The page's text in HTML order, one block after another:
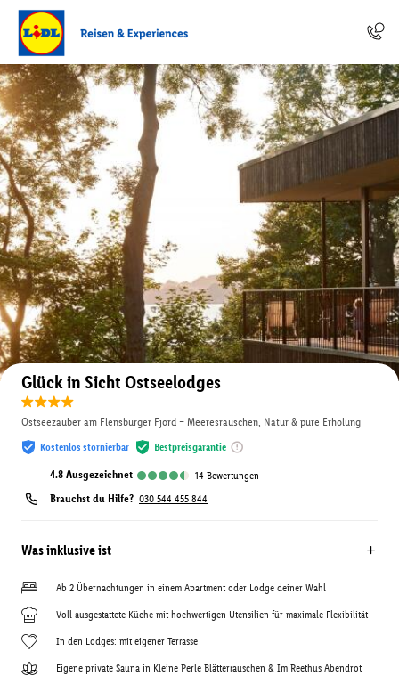
Auf der Karte anzeigen
Glück in Sicht Ostseelodges
Ostseezauber am Flensburger Fjord – Meeresrauschen, Natur & pure Erholung
Kostenlos stornierbar Bestpreisgarantie
4.8 ausgezeichnet 14 Bewertungen
Brauchst du Hilfe? 030 544 455 844
Was inklusive ist
Ab 2 Übernachtungen in einem Apartment oder Lodge deiner Wahl
Voll ausgestattete Küche mit hochwertigen Utensilien für maximale Flexibilität
In den Lodges: mit eigener Terrasse
Eigene private Sauna in Kleine Perle Blätterrauschen & Im Reethus Abendrot